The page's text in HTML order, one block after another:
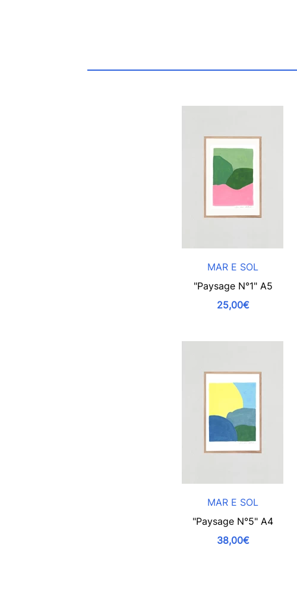
MAR E SOL
"Paysage N°1" A5
25,00€
MAR E SOL
"Paysage N°5" A4
38,00€